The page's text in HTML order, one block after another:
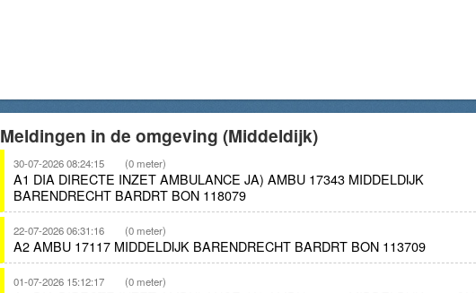
Meldingen in de omgeving (Middeldijk)
30-07-2026 08:24:15 (0 meter)
A1 DIA DIRECTE INZET AMBULANCE JA) AMBU 17343 MIDDELDIJK
BARENDRECHT BARDRT BON 118079
22-07-2026 06:31:16 (0 meter)
A2 AMBU 17117 MIDDELDIJK BARENDRECHT BARDRT BON 113709
01-07-2026 15:12:17 (0 meter)